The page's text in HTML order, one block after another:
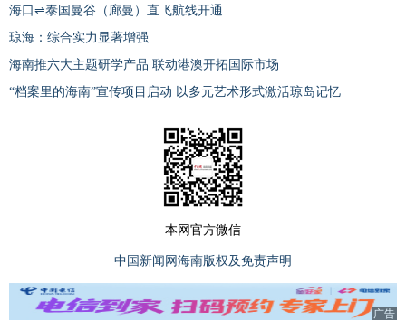
海口⇌泰国曼谷（廊曼）直飞航线开通
琼海：综合实力显著增强
海南推六大主题研学产品 联动港澳开拓国际市场
“档案里的海南”宣传项目启动 以多元艺术形式激活琼岛记忆
本网官方微信
中国新闻网海南版权及免责声明
广告